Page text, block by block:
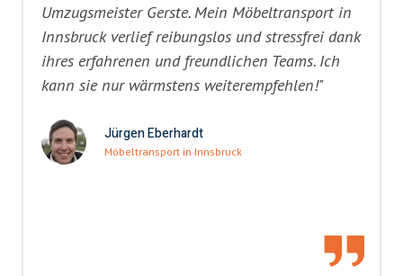
Umzugsmeister Gerste. Mein Möbeltransport in
Innsbruck verlief reibungslos und stressfrei dank
ihres erfahrenen und freundlichen Teams. Ich
kann sie nur wärmstens weiterempfehlen!"
Jürgen Eberhardt
Möbeltransport in Innsbruck